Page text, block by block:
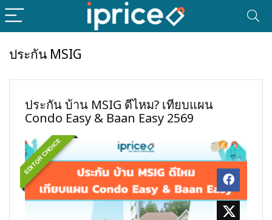
ประกัน MSIG
ประกัน บ้าน MSIG ดีไหม? เทียบแผน
Condo Easy & Baan Easy 2569
EDITOR CHOICE